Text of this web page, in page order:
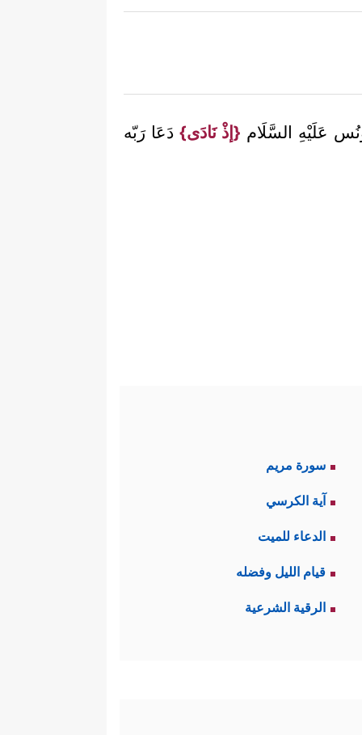
عَلَيْهِ السَّلَام {إذْ نَادَى}دَعَا رَبّه
سورة مريم
آية الكرسي
الدعاء للميت
قيام الليل وفضله
الرقية الشرعية